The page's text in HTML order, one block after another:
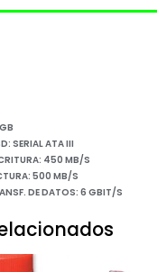
SERIAL ATA III
450 MB/S
500 MB/S
DE DATOS: 6 GBIT/S